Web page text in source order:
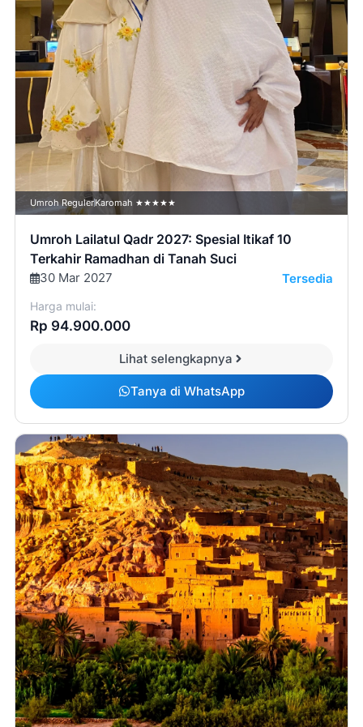
Umroh RegulerKaromah ★★★★★
Umroh Lailatul Qadr 2027: Spesial Itikaf 10
Terkahir Ramadhan di Tanah Suci
30 Mar 2027 Tersedia
Harga mulai:
Rp 94.900.000
Lihat selengkapnya
Tanya di WhatsApp